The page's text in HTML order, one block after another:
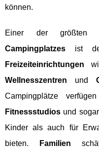
können.
Einer der größten
Campingplatzes ist
Freizeiteinrichtungen
Wellnesszentren und
Campingplätze
Fitnessstudios und sogar
Kinder als auch für
bieten.
Familien